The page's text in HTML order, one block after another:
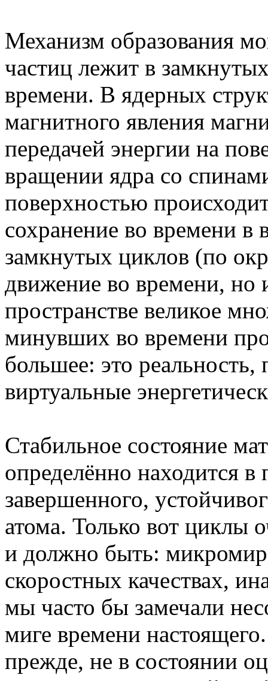
Механизм образования
частиц лежит в
времени. В ядерных
магнитного явления
передачей энергии на
вращении ядра со
поверхностью
сохранение во времени
замкнутых циклов (по
движение во времени, но
пространстве великое
минувших во времени
большее: это
виртуальные
Стабильное состояние
определённо находится
завершенного,
атома. Только вот циклы
и должно быть:
скоростных качествах,
мы часто бы замечали
миге времени
прежде, не в состоянии